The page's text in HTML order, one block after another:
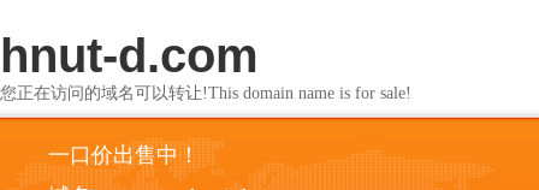
hnut-d.com
您正在访问的域名可以转让!This domain name is for sale!
一口价出售中！